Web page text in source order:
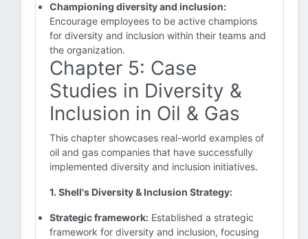
Championing diversity and inclusion:
Encourage employees to be active champions
for diversity and inclusion within their teams and
the organization.
Chapter 5: Case
Studies in Diversity &
Inclusion in Oil & Gas
This chapter showcases real-world examples of
oil and gas companies that have successfully
implemented diversity and inclusion initiatives.
1. Shell's Diversity & Inclusion Strategy:
Strategic framework: Established a strategic
framework for diversity and inclusion, focusing